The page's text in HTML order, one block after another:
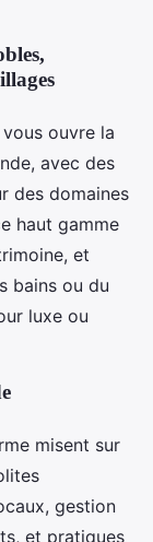
ouvre la
avec des
des domaines
haut gamme
et
bains ou du
luxe ou
misent sur
gestion
et pratiques